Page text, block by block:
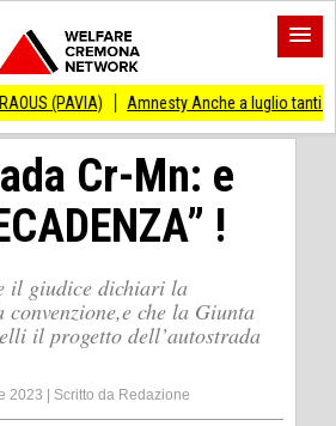
Amnesty Anche a luglio tanti successi ed
Cr-Mn: e
!
il giudice dichiari la
convenzione,e che la Giunta
il progetto dell’autostrada
2023 Scritto da Redazione